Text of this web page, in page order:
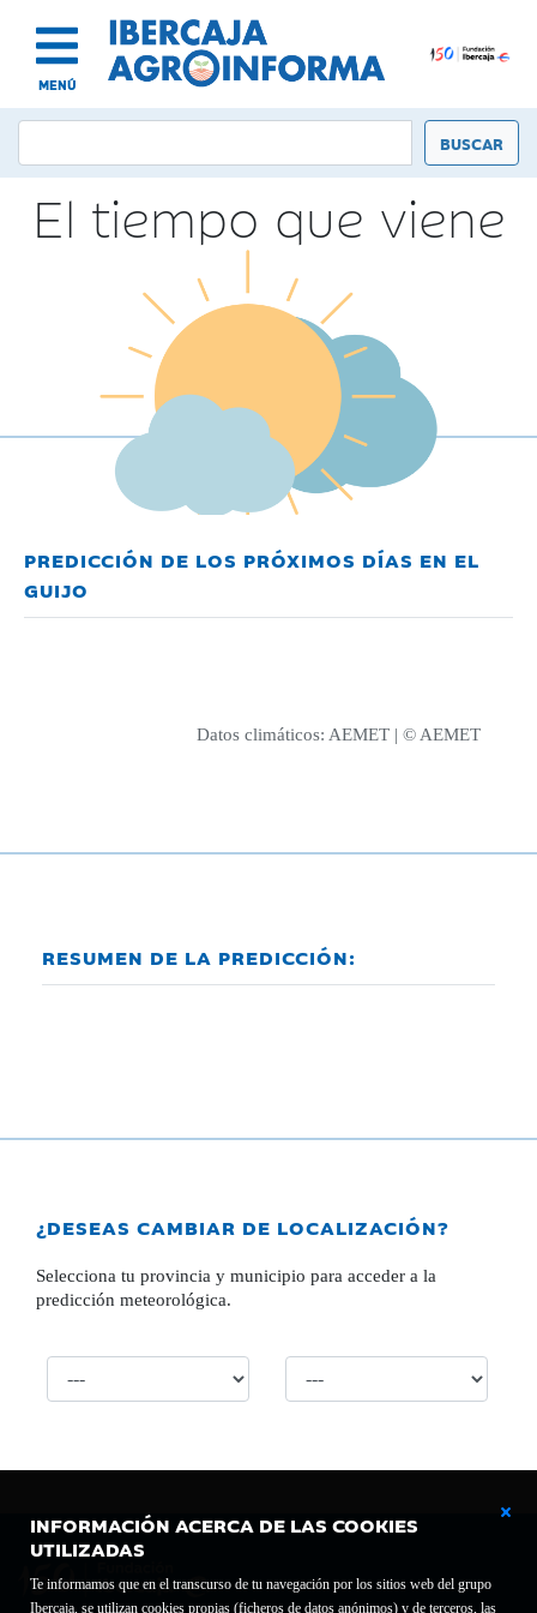
MENÚ
INFORMACIÓN ACERCA DE LAS COOKIES
UTILIZADAS
Te informamos que en el transcurso de tu navegación por los sitios web del grupo
Ibercaja, se utilizan cookies propias (ficheros de datos anónimos) y de terceros, las
El tiempo que viene
PREDICCIÓN DE LOS PRÓXIMOS DÍAS EN EL
GUIJO
Datos climáticos: AEMET | © AEMET
RESUMEN DE LA PREDICCIÓN:
¿DESEAS CAMBIAR DE LOCALIZACIÓN?
Selecciona tu provincia y municipio para acceder a la
predicción meteorológica.